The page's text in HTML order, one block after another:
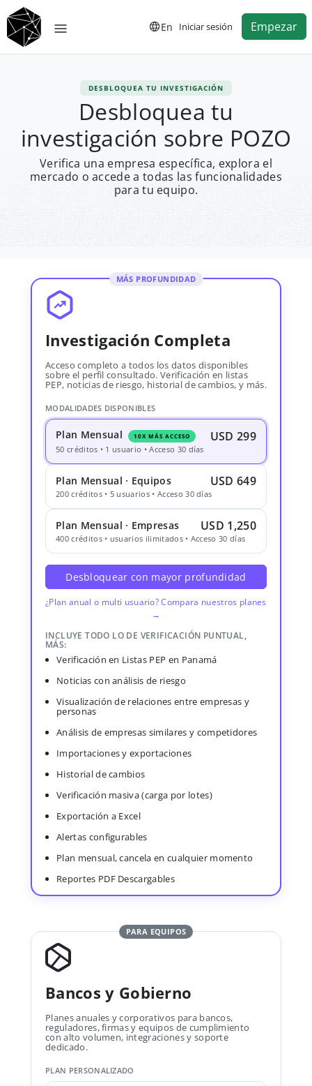
En Iniciar sesión Empezar
DESBLOQUEA TU INVESTIGACIÓN
Desbloquea tu
investigación sobre POZO
Verifica una empresa específica, explora el
mercado o accede a todas las funcionalidades
para tu equipo.
MÁS PROFUNDIDAD
Investigación Completa
Acceso completo a todos los datos disponibles
sobre el perfil consultado. Verificación en listas
PEP, noticias de riesgo, historial de cambios, y más.
MODALIDADES DISPONIBLES
Plan Mensual 10X MÁS ACCESO USD 299
50 créditos • 1 usuario • Acceso 30 días
Plan Mensual · Equipos USD 649
200 créditos • 5 usuarios • Acceso 30 días
Plan Mensual · Empresas USD 1,250
400 créditos • usuarios ilimitados • Acceso 30 días
Desbloquear con mayor profundidad
¿Plan anual o multi usuario? Compara nuestros planes
→
INCLUYE TODO LO DE VERIFICACIÓN PUNTUAL,
MÁS:
Verificación en Listas PEP en Panamá
Noticias con análisis de riesgo
Visualización de relaciones entre empresas y
personas
Análisis de empresas similares y competidores
Importaciones y exportaciones
Historial de cambios
Verificación masiva (carga por lotes)
Exportación a Excel
Alertas configurables
Plan mensual, cancela en cualquier momento
Reportes PDF Descargables
PARA EQUIPOS
Bancos y Gobierno
Planes anuales y corporativos para bancos,
reguladores, firmas y equipos de cumplimiento
con alto volumen, integraciones y soporte
dedicado.
PLAN PERSONALIZADO